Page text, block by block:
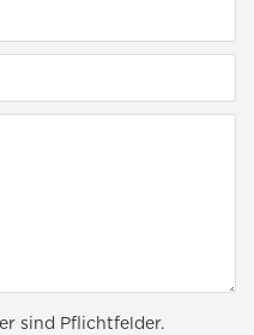
sind Pflichtfelder.